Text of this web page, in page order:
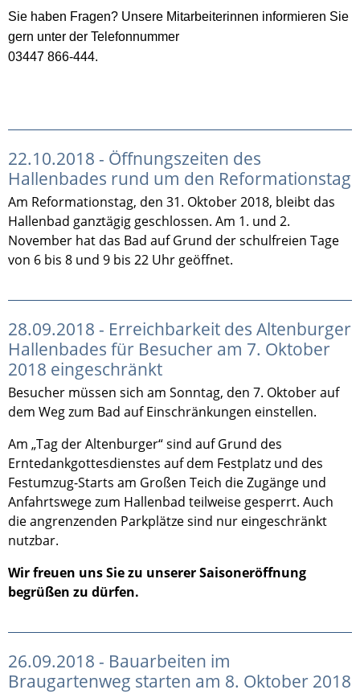
Sie haben Fragen? Unsere Mitarbeiterinnen informieren Sie
gern unter der Telefonnummer
03447 866-444.
22.10.2018 - Öffnungszeiten des
Hallenbades rund um den Reformationstag
Am Reformationstag, den 31. Oktober 2018, bleibt das
Hallenbad ganztägig geschlossen. Am 1. und 2.
November hat das Bad auf Grund der schulfreien Tage
von 6 bis 8 und 9 bis 22 Uhr geöffnet.
28.09.2018 - Erreichbarkeit des Altenburger
Hallenbades für Besucher am 7. Oktober
2018 eingeschränkt
Besucher müssen sich am Sonntag, den 7. Oktober auf
dem Weg zum Bad auf Einschränkungen einstellen.
Am „Tag der Altenburger“ sind auf Grund des
Erntedankgottesdienstes auf dem Festplatz und des
Festumzug-Starts am Großen Teich die Zugänge und
Anfahrtswege zum Hallenbad teilweise gesperrt. Auch
die angrenzenden Parkplätze sind nur eingeschränkt
nutzbar.
Wir freuen uns Sie zu unserer Saisoneröffnung
begrüßen zu dürfen.
26.09.2018 - Bauarbeiten im
Braugartenweg starten am 8. Oktober 2018